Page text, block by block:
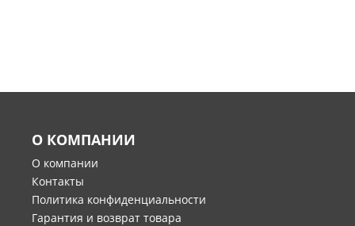
О КОМПАНИИ
О компании
Контакты
Политика конфиденциальности
Гарантия и возврат товара